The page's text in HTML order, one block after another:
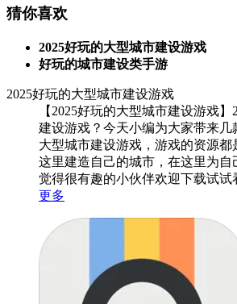
猜你喜欢
2025好玩的大型城市建设游戏
好玩的城市建设类手游
2025好玩的大型城市建设游戏
【2025好玩的大型城市建设游戏
建设游戏？今天小编为大家带来几
大型城市建设游戏，游戏的资源都
这里建造自己的城市，在这里为自
觉得很有趣的小伙伴欢迎下载试试
更多